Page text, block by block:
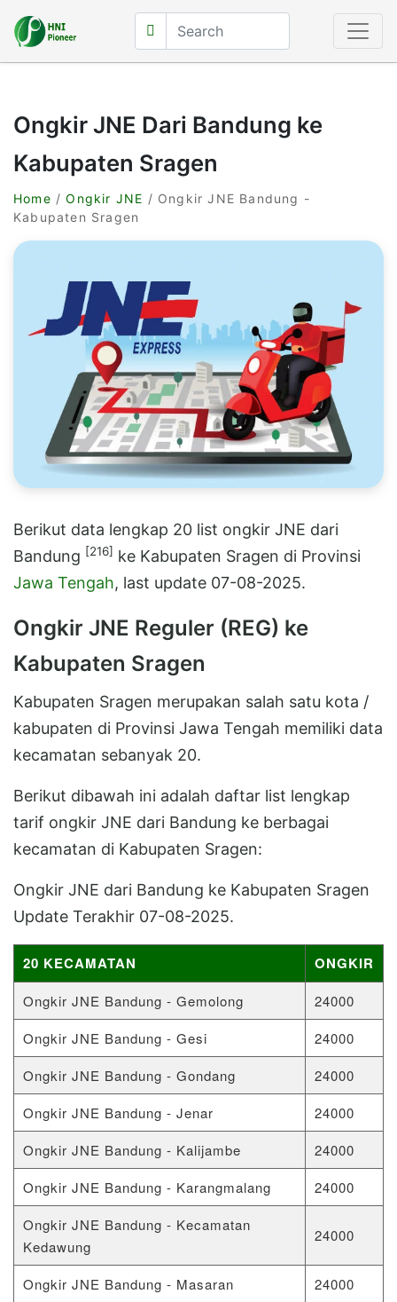
Ongkir JNE Dari Bandung ke
Kabupaten Sragen
Home /Ongkir JNE / Ongkir JNE Bandung -
Kabupaten Sragen
Berikut data lengkap 20 list ongkir JNE dari
Bandung [216] ke Kabupaten Sragen di Provinsi
Jawa Tengah, last update 07-08-2025.
Ongkir JNE Reguler (REG) ke
Kabupaten Sragen
Kabupaten Sragen merupakan salah satu kota /
kabupaten di Provinsi Jawa Tengah memiliki data
kecamatan sebanyak 20.
Berikut dibawah ini adalah daftar list lengkap
tarif ongkir JNE dari Bandung ke berbagai
kecamatan di Kabupaten Sragen:
Ongkir JNE dari Bandung ke Kabupaten Sragen
Update Terakhir 07-08-2025.
20 KECAMATAN ONGKIR
Ongkir JNE Bandung - Gemolong
24000
Ongkir JNE Bandung - Gesi
24000
Ongkir JNE Bandung - Gondang
24000
Ongkir JNE Bandung - Jenar
24000
Ongkir JNE Bandung - Kalijambe
24000
Ongkir JNE Bandung - Karangmalang
24000
Ongkir JNE Bandung - Kecamatan
Kedawung
24000
Ongkir JNE Bandung - Masaran
24000